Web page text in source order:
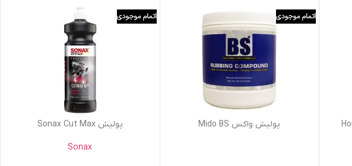
اتمام موجودی
اطلاعات بیشترپولیش واکس Mido BS
اتمام موجودی
اطلاعات بیشترپولیش Sonax Cut Max
Sonax